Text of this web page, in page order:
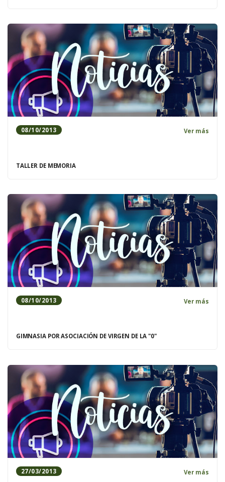
08/10/2013 Ver más
TALLER DE MEMORIA
08/10/2013 Ver más
GIMNASIA POR ASOCIACIÓN DE VIRGEN DE LA "0"
27/03/2013 Ver más